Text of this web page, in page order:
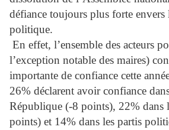
défiance toujours plus forte envers
politique.
En effet, l’ensemble des acteurs
l’exception notable des maires)
importante de confiance cette
26% déclarent avoir confiance
République (-8 points), 22% dans
points) et 14% dans les partis